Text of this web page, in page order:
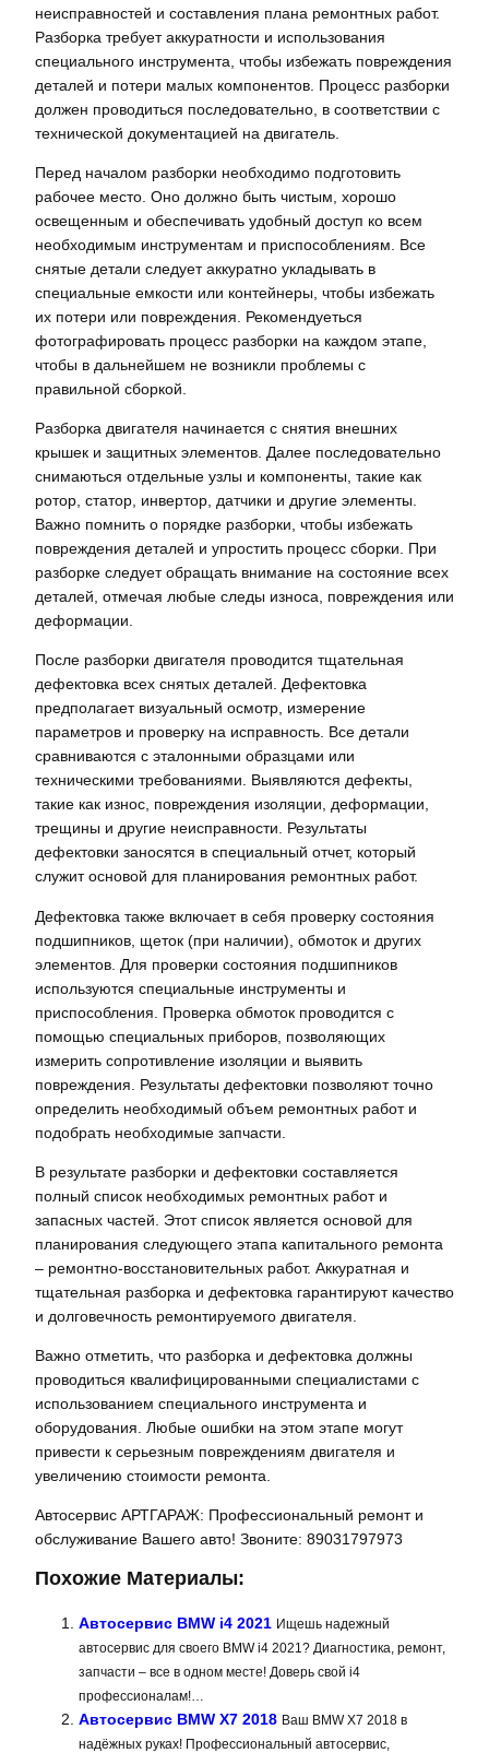
неисправностей и составления плана ремонтных работ.
Разборка требует аккуратности и использования
специального инструмента, чтобы избежать повреждения
деталей и потери малых компонентов. Процесс разборки
должен проводиться последовательно, в соответствии с
технической документацией на двигатель.
Перед началом разборки необходимо подготовить
рабочее место. Оно должно быть чистым, хорошо
освещенным и обеспечивать удобный доступ ко всем
необходимым инструментам и приспособлениям. Все
снятые детали следует аккуратно укладывать в
специальные емкости или контейнеры, чтобы избежать
их потери или повреждения. Рекомендуеться
фотографировать процесс разборки на каждом этапе,
чтобы в дальнейшем не возникли проблемы с
правильной сборкой.
Разборка двигателя начинается с снятия внешних
крышек и защитных элементов. Далее последовательно
снимаються отдельные узлы и компоненты, такие как
ротор, статор, инвертор, датчики и другие элементы.
Важно помнить о порядке разборки, чтобы избежать
повреждения деталей и упростить процесс сборки. При
разборке следует обращать внимание на состояние всех
деталей, отмечая любые следы износа, повреждения или
деформации.
После разборки двигателя проводится тщательная
дефектовка всех снятых деталей. Дефектовка
предполагает визуальный осмотр, измерение
параметров и проверку на исправность. Все детали
сравниваются с эталонными образцами или
техническими требованиями. Выявляются дефекты,
такие как износ, повреждения изоляции, деформации,
трещины и другие неисправности. Результаты
дефектовки заносятся в специальный отчет, который
служит основой для планирования ремонтных работ.
Дефектовка также включает в себя проверку состояния
подшипников, щеток (при наличии), обмоток и других
элементов. Для проверки состояния подшипников
используются специальные инструменты и
приспособления. Проверка обмоток проводится с
помощью специальных приборов, позволяющих
измерить сопротивление изоляции и выявить
повреждения. Результаты дефектовки позволяют точно
определить необходимый объем ремонтных работ и
подобрать необходимые запчасти.
В результате разборки и дефектовки составляется
полный список необходимых ремонтных работ и
запасных частей. Этот список является основой для
планирования следующего этапа капитального ремонта
– ремонтно-восстановительных работ. Аккуратная и
тщательная разборка и дефектовка гарантируют качество
и долговечность ремонтируемого двигателя.
Важно отметить, что разборка и дефектовка должны
проводиться квалифицированными специалистами с
использованием специального инструмента и
оборудования. Любые ошибки на этом этапе могут
привести к серьезным повреждениям двигателя и
увеличению стоимости ремонта.
Автосервис АРТГАРАЖ: Профессиональный ремонт и
обслуживание Вашего авто! Звоните: 89031797973
Похожие Материалы:
Автосервис BMW i4 2021 Ищешь надежный
автосервис для своего BMW i4 2021? Диагностика, ремонт,
запчасти – все в одном месте! Доверь свой i4
профессионалам!…
Автосервис BMW X7 2018 Ваш BMW X7 2018 в
надёжных руках! Профессиональный автосервис,